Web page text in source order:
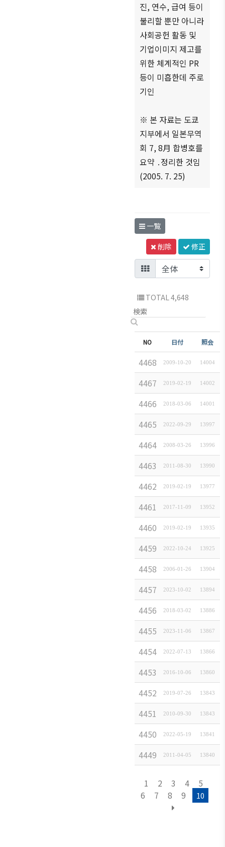
진, 연수, 급여 등이
불리할 뿐만 아니라
사회공헌 활동 및
기업이미지 제고를
위한 체계적인 PR
등이 미흡한데 주로
기인
※ 본 자료는 도쿄
지부에서 일본무역
회 7, 8月 합병호를
요약 ․정리한 것임
(2005. 7. 25)
一覧
削除 修正
TOTAL 4,648
NO 日付 照会
4468 [일본경제속보] 일
2009-10-20 14004
4467 [일본경제속보] [비
2019-02-19 14002
4466 [일본경제속보] 양
2018-03-06 14001
4465 [연구보고서] 배터
2022-09-29 13997
4464 [일본경제속보] 주
2008-03-26 13996
4463 [일본경제속보] 타
2011-08-30 13990
4462 [일본경제속보] 아
2019-02-19 13977
4461 [일본경제속보] 일
2017-11-09 13952
4460 [일본경제속보] 가
2019-02-19 13935
4459 [일본경제속보] 한
2022-10-24 13925
4458 [일본경제속보]
2006-01-26 13904
4457 [일본경제속보] 한
2023-10-02 13894
4456 [일본경제속보] 만
2018-03-02 13886
4455 [일본경제속보] 한
2023-11-06 13867
4454 [연구보고서] 국제
2022-07-13 13866
4453 [일본경제속보] 소
2016-10-06 13860
4452 [일본경제속보] 도
2019-07-26 13843
4451 [일본경제속보] 일
2010-09-30 13843
4450 [일본경제속보] 일
2022-05-19 13841
4449 [일본경제속보] 일
2011-04-05 13840
1 2 3 4
5
6
7 8 9 10